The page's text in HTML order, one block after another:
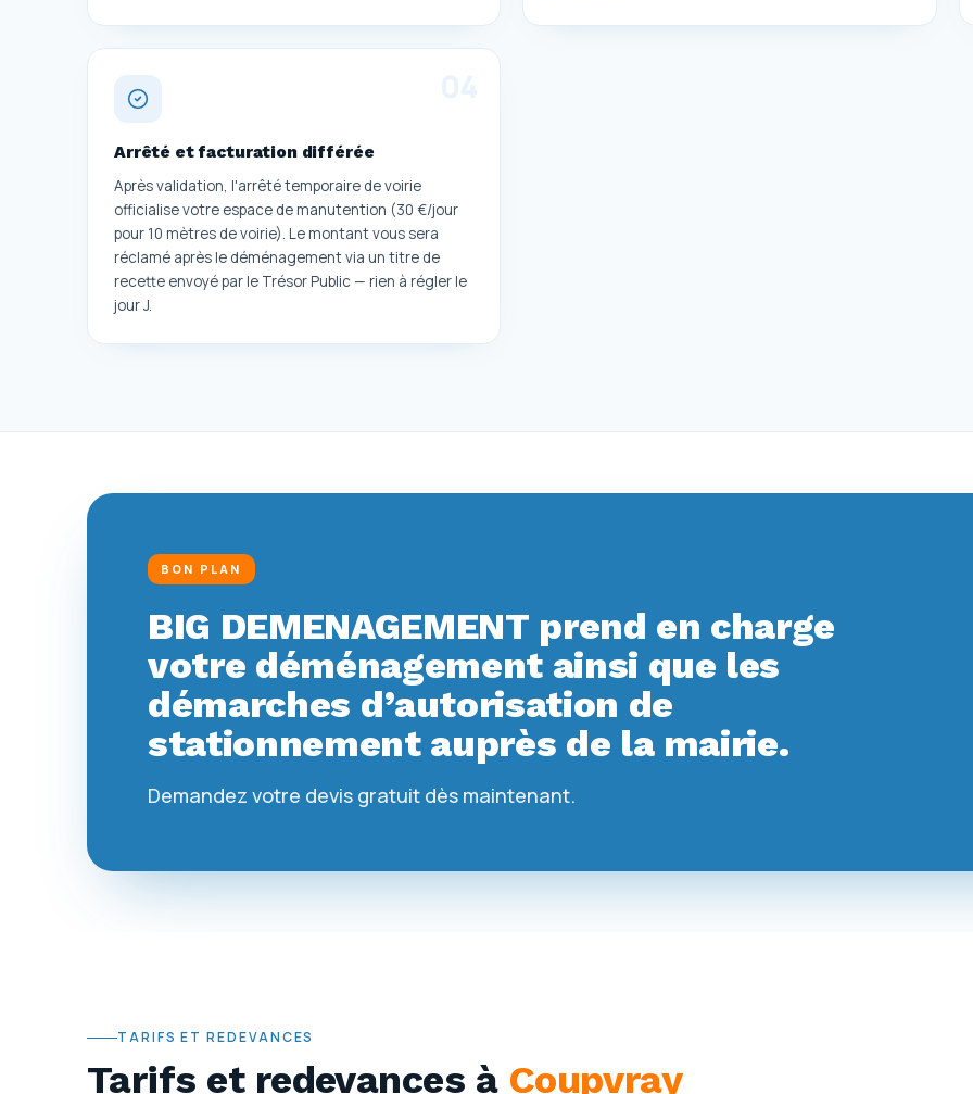
Arrêté et facturation différée
Après validation, l'arrêté temporaire de voirie
officialise votre espace de manutention (30 €/jour
pour 10 mètres de voirie). Le montant vous sera
réclamé après le déménagement via un titre de
recette envoyé par le Trésor Public — rien à régler le
jour J.
BON PLAN
BIG DEMENAGEMENT prend en charge
votre déménagement ainsi que les
démarches d’autorisation de
stationnement auprès de la mairie.
Demandez votre devis gratuit dès maintenant.
TARIFS ET REDEVANCES
Tarifs et redevances à Coupvray